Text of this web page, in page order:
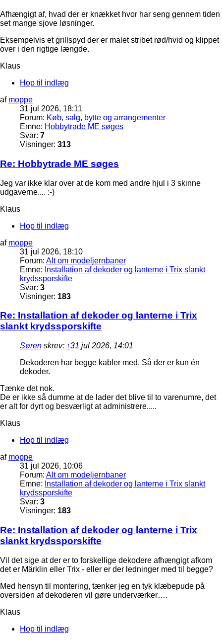
Afhængigt af, hvad der er knækket hvor har seng gennem tiden
set mange sjove løsninger.
Eksempelvis et grillspyd der er malet stribet rød/hvid og klippet
over i den rigtige længde.
Klaus
Hop til indlæg
af moppe
31 jul 2026, 18:11
Forum: Køb, salg, bytte og arrangementer
Emne: Hobbytrade ME søges
Svar: 7
Visninger: 313
Re: Hobbytrade ME søges
Jeg var ikke klar over at de kom med andre hjul i 3 skinne
udgaverne.... :-)
Klaus
Hop til indlæg
af moppe
31 jul 2026, 18:10
Forum: Alt om modeljernbaner
Emne: Installation af dekoder og lanterne i Trix slankt
krydssporskifte
Svar: 3
Visninger: 183
Re: Installation af dekoder og lanterne i Trix
slankt krydssporskifte
Søren skrev: ↑31 jul 2026, 14:01
Dekoderen har begge kabler med. Så der er kun én
dekoder.
Tænke det nok.
De er ikke så dumme at de lader det blive til to varenumre, det
er alt for dyrt og besværligt at administrere.....
Klaus
Hop til indlæg
af moppe
31 jul 2026, 10:06
Forum: Alt om modeljernbaner
Emne: Installation af dekoder og lanterne i Trix slankt
krydssporskifte
Svar: 3
Visninger: 183
Re: Installation af dekoder og lanterne i Trix
slankt krydssporskifte
Vil det sige at der er to forskellige dekodere afhængigt afkom
det er Märklin eller Trix - eller er der ledninger med til begge?
Med hensyn til montering, tænker jeg en tyk klæbepude på
oversiden af dekoderen vil gøre underværker….
Klaus
Hop til indlæg